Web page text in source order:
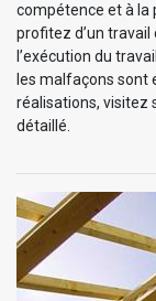
compétence et à la
profitez d’un travail
l’exécution du
les malfaçons sont
réalisations, visitez
détaillé.